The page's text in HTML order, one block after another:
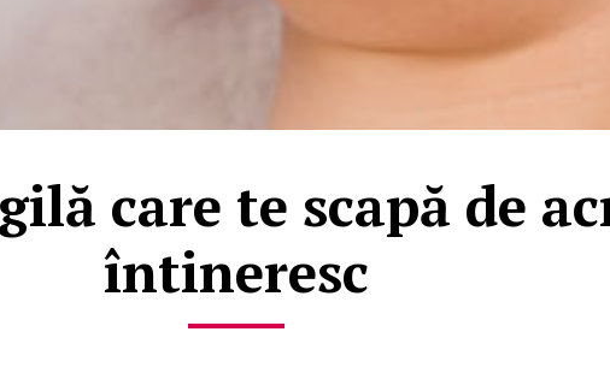
care te scapă de
întineresc